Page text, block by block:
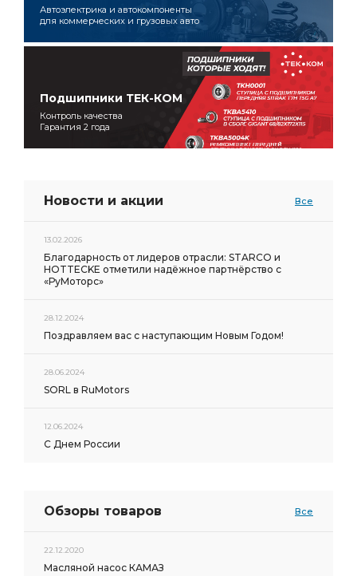
Автоэлектрика и автокомпоненты
для коммерческих и грузовых авто
Подшипники ТЕК-КОМ
Контроль качества
Гарантия 2 года
Новости и акции Все
13.02.2026
Благодарность от лидеров отрасли: STARCO и
HOTTECKE отметили надёжное партнёрство с
«РуМоторс»
28.12.2024
Поздравляем вас с наступающим Новым Годом!
28.06.2024
SORL в RuMotors
12.06.2024
С Днем России
Обзоры товаров Все
22.12.2020
Масляной насос КАМАЗ